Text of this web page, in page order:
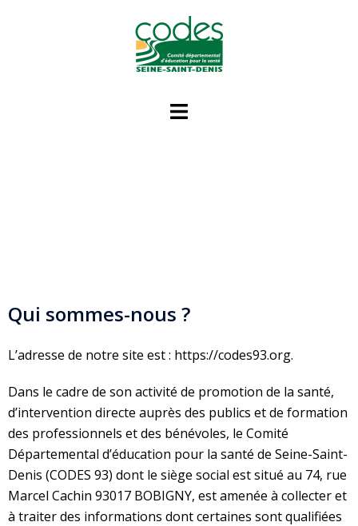
Qui sommes-nous ?
L’adresse de notre site est : https://codes93.org.
Dans le cadre de son activité de promotion de la santé,
d’intervention directe auprès des publics et de formation
des professionnels et des bénévoles, le Comité
Départemental d’éducation pour la santé de Seine-Saint-
Denis (CODES 93) dont le siège social est situé au 74, rue
Marcel Cachin 93017 BOBIGNY, est amenée à collecter et
à traiter des informations dont certaines sont qualifiées